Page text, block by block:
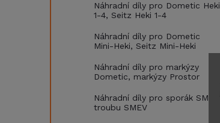
Náhradní díly pro Dometic Heki
1-4, Seitz Heki 1-4
Náhradní díly pro Dometic
Mini-Heki, Seitz Mini-Heki
Náhradní díly pro markýzy
Dometic, markýzy Prostor
Náhradní díly pro sporák SMEV,
troubu SMEV